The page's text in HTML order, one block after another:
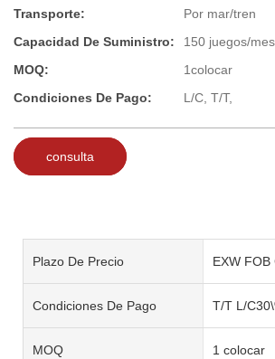
Transporte:
Por mar/tren
Capacidad De Suministro:
150 juegos/mes
MOQ:
1colocar
Condiciones De Pago:
L/C, T/T,
consulta
Plazo De Precio EXW FOB
Condiciones De Pago T/T L/
MOQ 1 colocar